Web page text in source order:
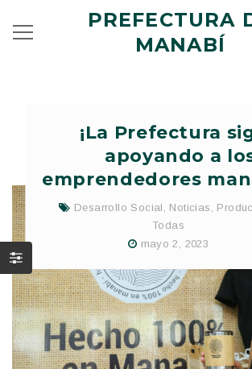
PREFECTURA
MANABÍ
¡La Prefectura
apoyando a
emprendedores
Desarrollo Social , Noticias ,
Todas
mayo 2, 2023